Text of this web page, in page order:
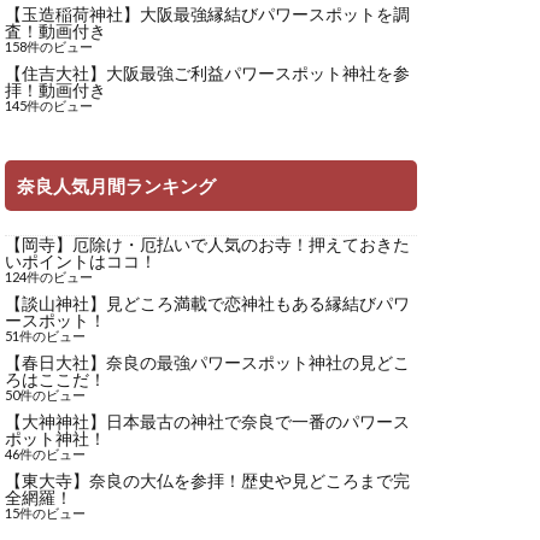
【玉造稲荷神社】大阪最強縁結びパワースポットを調
査！動画付き
158件のビュー
【住吉大社】大阪最強ご利益パワースポット神社を参
拝！動画付き
145件のビュー
奈良人気月間ランキング
【岡寺】厄除け・厄払いで人気のお寺！押えておきた
いポイントはココ！
124件のビュー
【談山神社】見どころ満載で恋神社もある縁結びパワ
ースポット！
51件のビュー
【春日大社】奈良の最強パワースポット神社の見どこ
ろはここだ！
50件のビュー
【大神神社】日本最古の神社で奈良で一番のパワース
ポット神社！
46件のビュー
【東大寺】奈良の大仏を参拝！歴史や見どころまで完
全網羅！
15件のビュー